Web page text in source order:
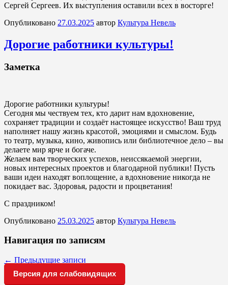
Сергей Сергеев. Их выступления оставили всех в восторге!
Опубликовано 27.03.2025 автор Культура Невель
Дорогие работники культуры!
Заметка
Дорогие работники культуры!
Сегодня мы чествуем тех, кто дарит нам вдохновение,
сохраняет традиции и создаёт настоящее искусство! Ваш труд
наполняет нашу жизнь красотой, эмоциями и смыслом. Будь
то театр, музыка, кино, живопись или библиотечное дело – вы
делаете мир ярче и богаче.
Желаем вам творческих успехов, неиссякаемой энергии,
новых интересных проектов и благодарной публики! Пусть
ваши идеи находят воплощение, а вдохновение никогда не
покидает вас. Здоровья, радости и процветания!
С праздником!
Опубликовано 25.03.2025 автор Культура Невель
Навигация по записям
← Предыдущие записи
Версия для слабовидящих